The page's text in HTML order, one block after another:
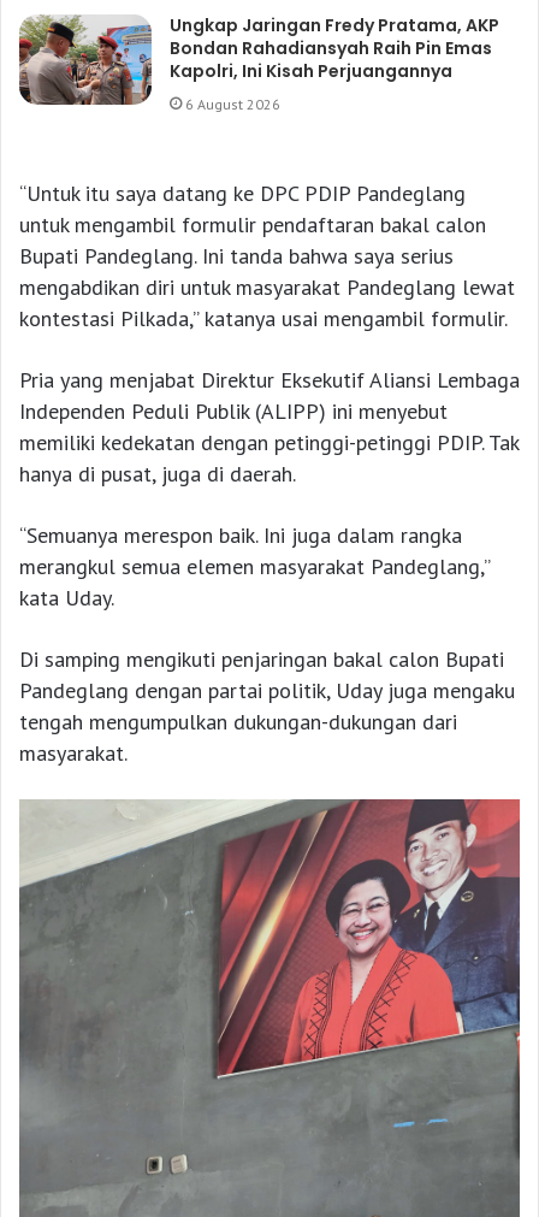
Ungkap Jaringan Fredy Pratama, AKP
Bondan Rahadiansyah Raih Pin Emas
Kapolri, Ini Kisah Perjuangannya
6 August 2026
“Untuk itu saya datang ke DPC PDIP Pandeglang
untuk mengambil formulir pendaftaran bakal calon
Bupati Pandeglang. Ini tanda bahwa saya serius
mengabdikan diri untuk masyarakat Pandeglang lewat
kontestasi Pilkada,” katanya usai mengambil formulir.
Pria yang menjabat Direktur Eksekutif Aliansi Lembaga
Independen Peduli Publik (ALIPP) ini menyebut
memiliki kedekatan dengan petinggi-petinggi PDIP. Tak
hanya di pusat, juga di daerah.
“Semuanya merespon baik. Ini juga dalam rangka
merangkul semua elemen masyarakat Pandeglang,”
kata Uday.
Di samping mengikuti penjaringan bakal calon Bupati
Pandeglang dengan partai politik, Uday juga mengaku
tengah mengumpulkan dukungan-dukungan dari
masyarakat.